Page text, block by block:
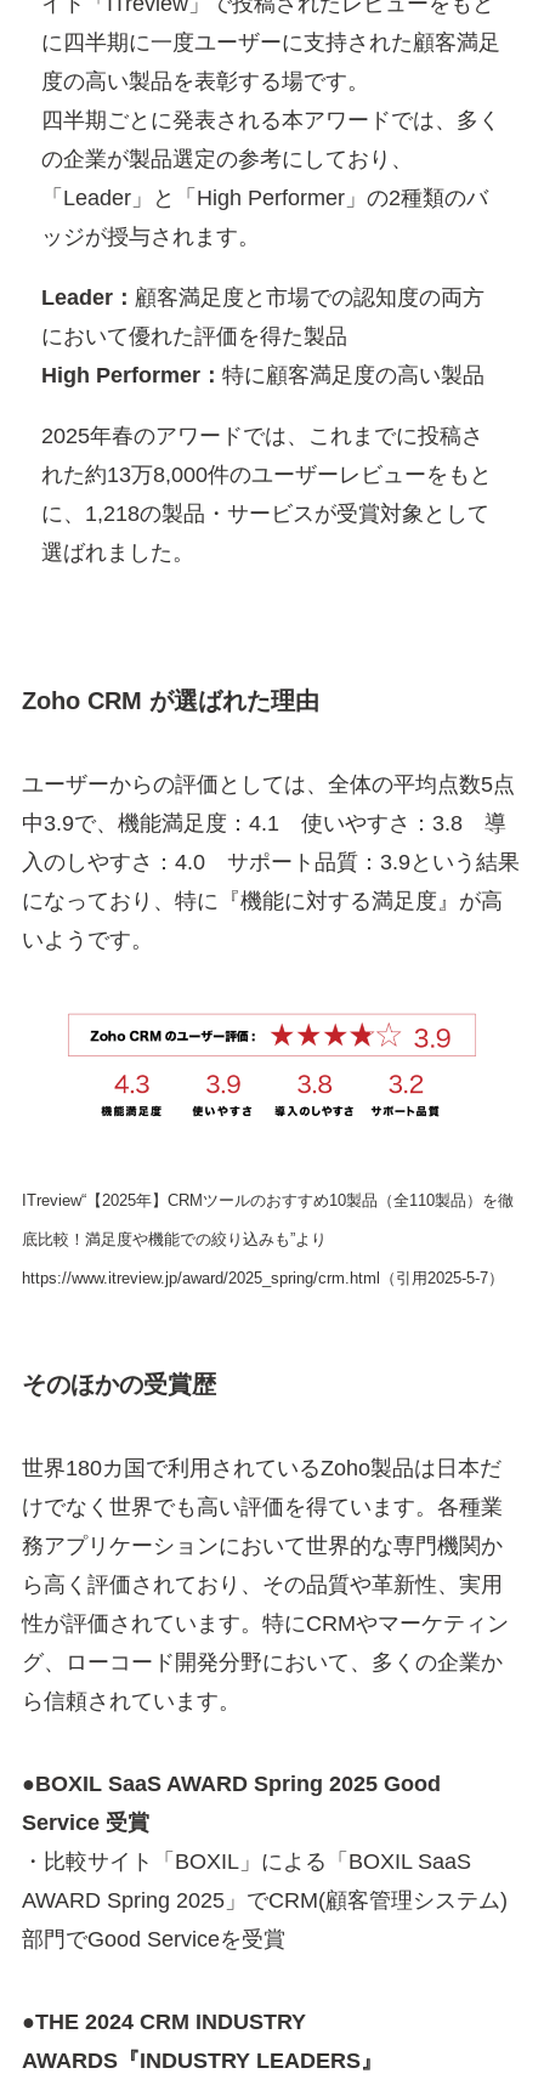
に四半期に一度ユーザーに支持された顧客満足
度の高い製品を表彰する場です。
四半期ごとに発表される本アワードでは、多く
の企業が製品選定の参考にしており、
「Leader」と「High Performer」の2種類のバ
ッジが授与されます。
Leader： 顧客満足度と市場での認知度の両方
において優れた評価を得た製品
High Performer：特に顧客満足度の高い製品
2025年春のアワードでは、これまでに投稿さ
れた約13万8,000件のユーザーレビューをもと
に、1,218の製品・サービスが受賞対象として
選ばれました。
Zoho CRM が選ばれた理由
ユーザーからの評価としては、全体の平均点数5点
中3.9で、機能満足度：4.1 使いやすさ：3.8 導
入のしやすさ：4.0 サポート品質：3.9という結果
になっており、特に『機能に対する満足度』が高
いようです。
ITreview“【2025年】CRMツールのおすすめ10製品（全110製品）を徹
底比較！満足度や機能での絞り込みも”より
https://www.itreview.jp/award/2025_spring/crm.html（引用2025-5-7）
そのほかの受賞歴
世界180カ国で利用されているZoho製品は日本だ
けでなく世界でも高い評価を得ています。各種業
務アプリケーションにおいて世界的な専門機関か
ら高く評価されており、その品質や革新性、実用
性が評価されています。特にCRMやマーケティン
グ、ローコード開発分野において、多くの企業か
ら信頼されています。
●BOXIL SaaS AWARD Spring 2025 Good
Service 受賞
・比較サイト「BOXIL」による「BOXIL SaaS
AWARD Spring 2025」でCRM(顧客管理システム)
部門でGood Serviceを受賞
●THE 2024 CRM INDUSTRY
AWARDS『INDUSTRY LEADERS』